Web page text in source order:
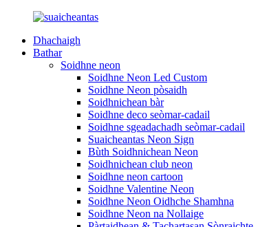
Dhachaigh
Bathar
Soidhne neon
Soidhne Neon Led Custom
Soidhne Neon pòsaidh
Soidhnichean bàr
Soidhne deco seòmar-cadail
Soidhne sgeadachadh seòmar-cadail
Suaicheantas Neon Sign
Bùth Soidhnichean Neon
Soidhnichean club neon
Soidhne neon cartoon
Soidhne Valentine Neon
Soidhne Neon Oidhche Shamhna
Soidhne Neon na Nollaige